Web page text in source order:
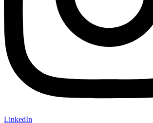
LinkedIn